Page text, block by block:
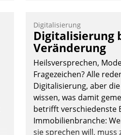
Andreas Lerchner
Digitalisierung
Digitalisierung
Veränderung
Heilsversprechen,
Fragezeichen? Alle
Digitalisierung, aber
wissen, was damit
betrifft verschiedenste
Immobilienbranche:
sie sprechen will, muss